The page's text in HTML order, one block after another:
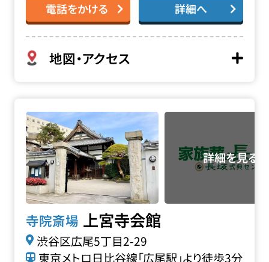
電話をかける 詳細へ
地図・アクセス
寺院斎場 上宮寺会館
渋谷区広尾5丁目2-29
東京メトロ日比谷線「広尾駅」より徒歩3分